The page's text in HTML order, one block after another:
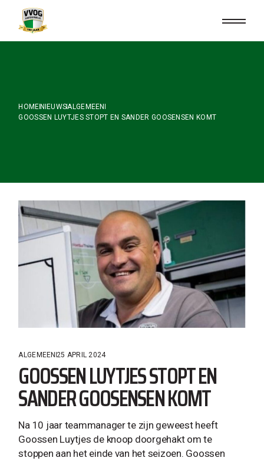
content
HOME NIEUWSALGEMEEN
GOOSSEN LUYTJES STOPT EN SANDER GOOSENSEN KOMT
ALGEMEEN 25 APRIL 2024
GOOSSEN LUYTJES STOPT EN
SANDER GOOSENSEN KOMT
Na 10 jaar teammanager te zijn geweest heeft
Goossen Luytjes de knoop doorgehakt om te
stoppen aan het einde van het seizoen. Goossen